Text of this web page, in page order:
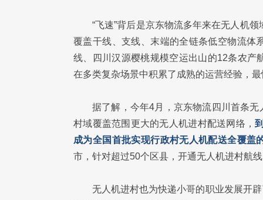
“飞速”背后是京东物流多年来在无人机
覆盖干线、支线、末端的全链条低空物流体
线、四川汉源樱桃规模空运出山的12条农产
在多类复杂场景中积累了成熟的运营经验，
据了解，今年4月，京东物流四川首条
村域覆盖范围更大的无人机进村配送网络，
成为全国首批实现行政村无人机配送全覆盖
市，针对超过50个区县，开通无人机进村航
无人机进村也为快递小哥的职业发展开